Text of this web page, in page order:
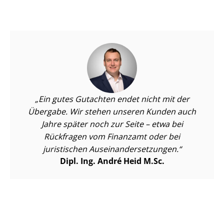
Ein gutes Gutachten endet nicht mit der
Übergabe. Wir stehen unseren Kunden auch
Jahre später noch zur Seite – etwa bei
Rückfragen vom Finanzamt oder bei
juristischen Aus­ein­an­der­set­zun­gen.
Dipl. Ing. André Heid M.Sc.